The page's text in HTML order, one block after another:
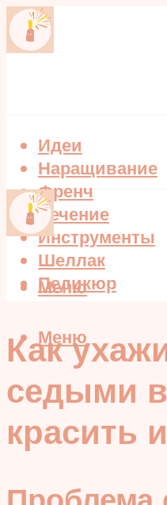
Идеи
Наращивание
Френч
Лечение
Инструменты
Шеллак
Педикюр
Меню
Меню
Как
седыми
красить